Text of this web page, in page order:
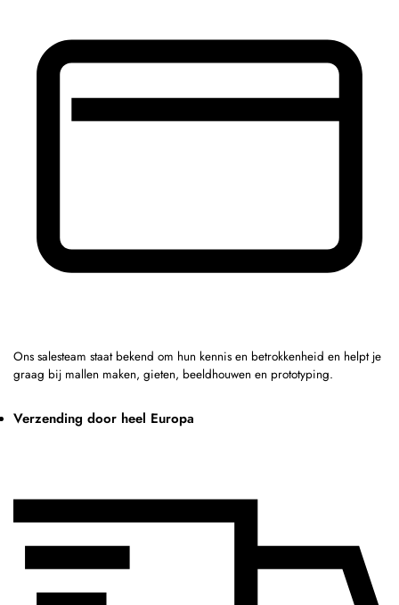
Ons salesteam staat bekend om hun kennis en betrokkenheid en helpt je
graag bij mallen maken, gieten, beeldhouwen en prototyping.
Verzending door heel Europa